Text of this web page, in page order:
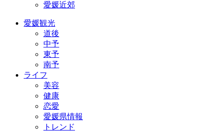
愛媛近郊
愛媛観光
道後
中予
東予
南予
ライフ
美容
健康
恋愛
愛媛県情報
トレンド